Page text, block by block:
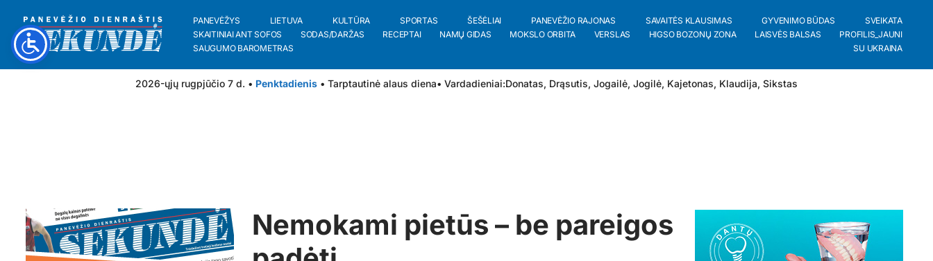
PANEVĖŽYS LIETUVA KULTŪRA SPORTAS ŠEŠĖLIAI PANEVĖŽIO RAJONAS SAVAITĖS KLAUSIMAS GYVENIMO BŪDAS
SVEIKATA
SKAITINIAI ANT SOFOS
SODAS/DARŽAS RECEPTAI NAMŲ GIDAS MOKSLO ORBITA VERSLAS HIGSO BOZONŲ ZONA LAISVĖS BALSAS
PROFILIS_JAUNI
SAUGUMO BAROMETRAS
SU UKRAINA
2026-ųjų rugpjūčio 7 d. • Penktadienis • Tarptautinė alaus diena• Vardadieniai:Donatas, Drąsutis, Jogailė, Jogilė, Kajetonas, Klaudija, Sikstas
Nemokami pietūs – be pareigos